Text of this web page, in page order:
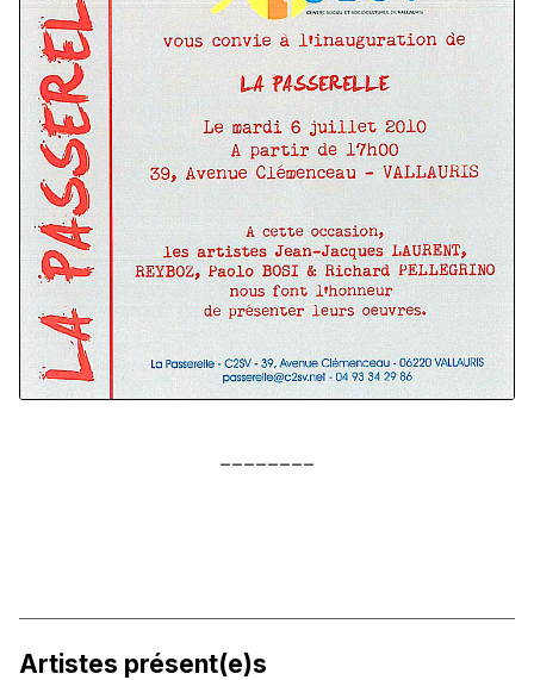
Artistes présent(e)s